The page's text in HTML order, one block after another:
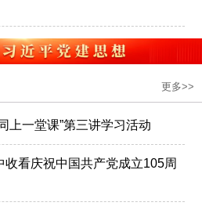
更多>>
上一堂课”第三讲学习活动
收看庆祝中国共产党成立105周